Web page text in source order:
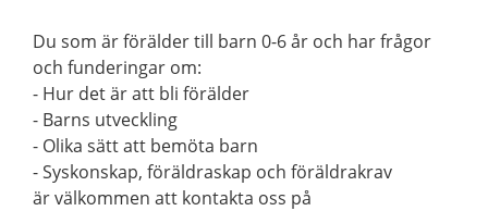
Du som är förälder till barn 0-6 år och har frågor
och funderingar om:
- Hur det är att bli förälder
- Barns utveckling
- Olika sätt att bemöta barn
- Syskonskap, föräldraskap och föräldrakrav
är välkommen att kontakta oss på